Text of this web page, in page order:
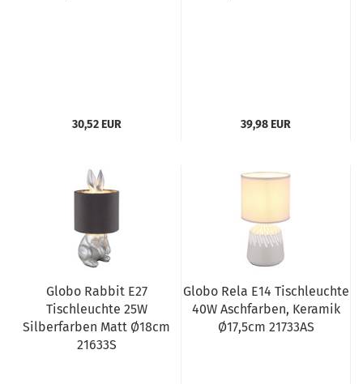
30,52 EUR 39,98 EUR
Globo Rabbit E27
Tischleuchte 25W
Silberfarben Matt Ø18cm
21633S
Globo Rela E14 Tischleuchte
40W Aschfarben, Keramik
Ø17,5cm 21733AS